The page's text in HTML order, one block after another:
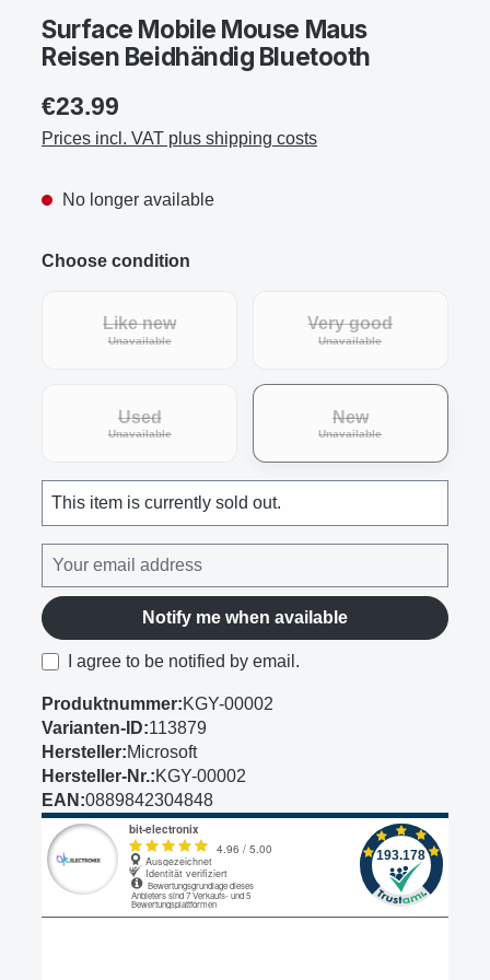
Surface Mobile Mouse Maus
Reisen Beidhändig Bluetooth
€23.99
Prices incl. VAT plus shipping costs
No longer available
Choose condition
Like new
Unavailable(This option is currently unavailable.)
Very good
Unavailable(This option is
Used
Unavailable(This option is currently unavailable.)
New
Unavailable(This option is
This item is currently sold out.
Notify me when available
I agree to be notified by email.
Produktnummer:KGY-00002
Varianten-ID:113879
Hersteller:Microsoft
Hersteller-Nr.:KGY-00002
EAN:0889842304848